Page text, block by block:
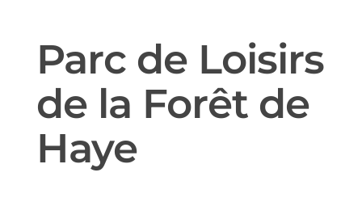
Parc de Loisirs
de la Forêt de
Haye